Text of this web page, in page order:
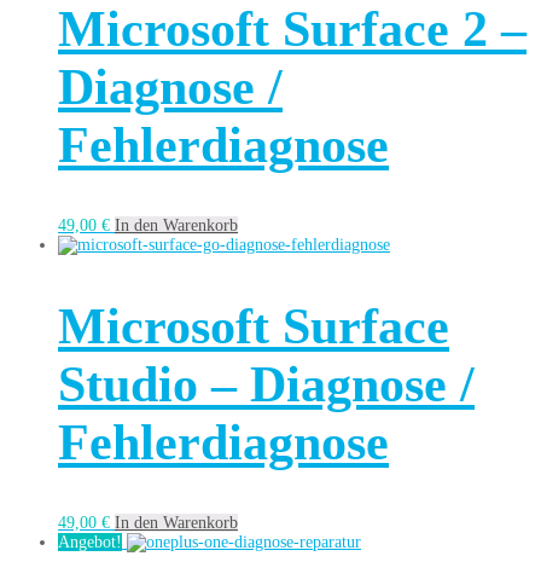
Microsoft Surface 2 –
Diagnose /
Fehlerdiagnose
49,00 € In den Warenkorb
Microsoft Surface
Studio – Diagnose /
Fehlerdiagnose
49,00 € In den Warenkorb
Angebot!